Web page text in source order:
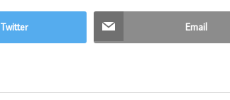
Twitter Email